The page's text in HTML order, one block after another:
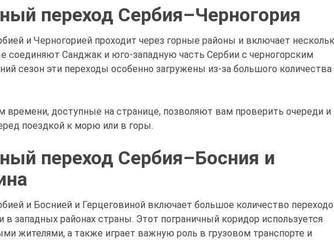
переход Сербия–Черногория
и Черногорией проходит через горные районы и включает
соединяют Санджак и юго-западную часть Сербии с черногорским
сезон эти переходы особенно загружены из-за большого количества
времени, доступные на странице, позволяют вам проверить очереди и
поездкой к морю или в горы.
переход Сербия–Босния и
и Боснией и Герцеговиной включает большое количество
в западных районах страны. Этот пограничный коридор используется
жителями, а также играет важную роль в грузовом транспорте и